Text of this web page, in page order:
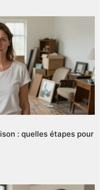
: quelles étapes pour